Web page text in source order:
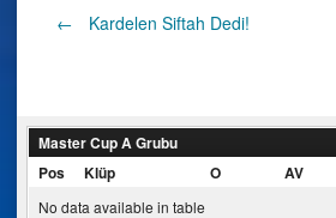
Post
← Kardelen Siftah Dedi!
Master Cup A Grubu
Pos
Klüp O AV
No data available in table